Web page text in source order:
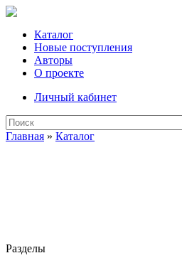
Каталог
Новые поступления
Авторы
О проекте
Личный кабинет
Главная » Каталог
Разделы